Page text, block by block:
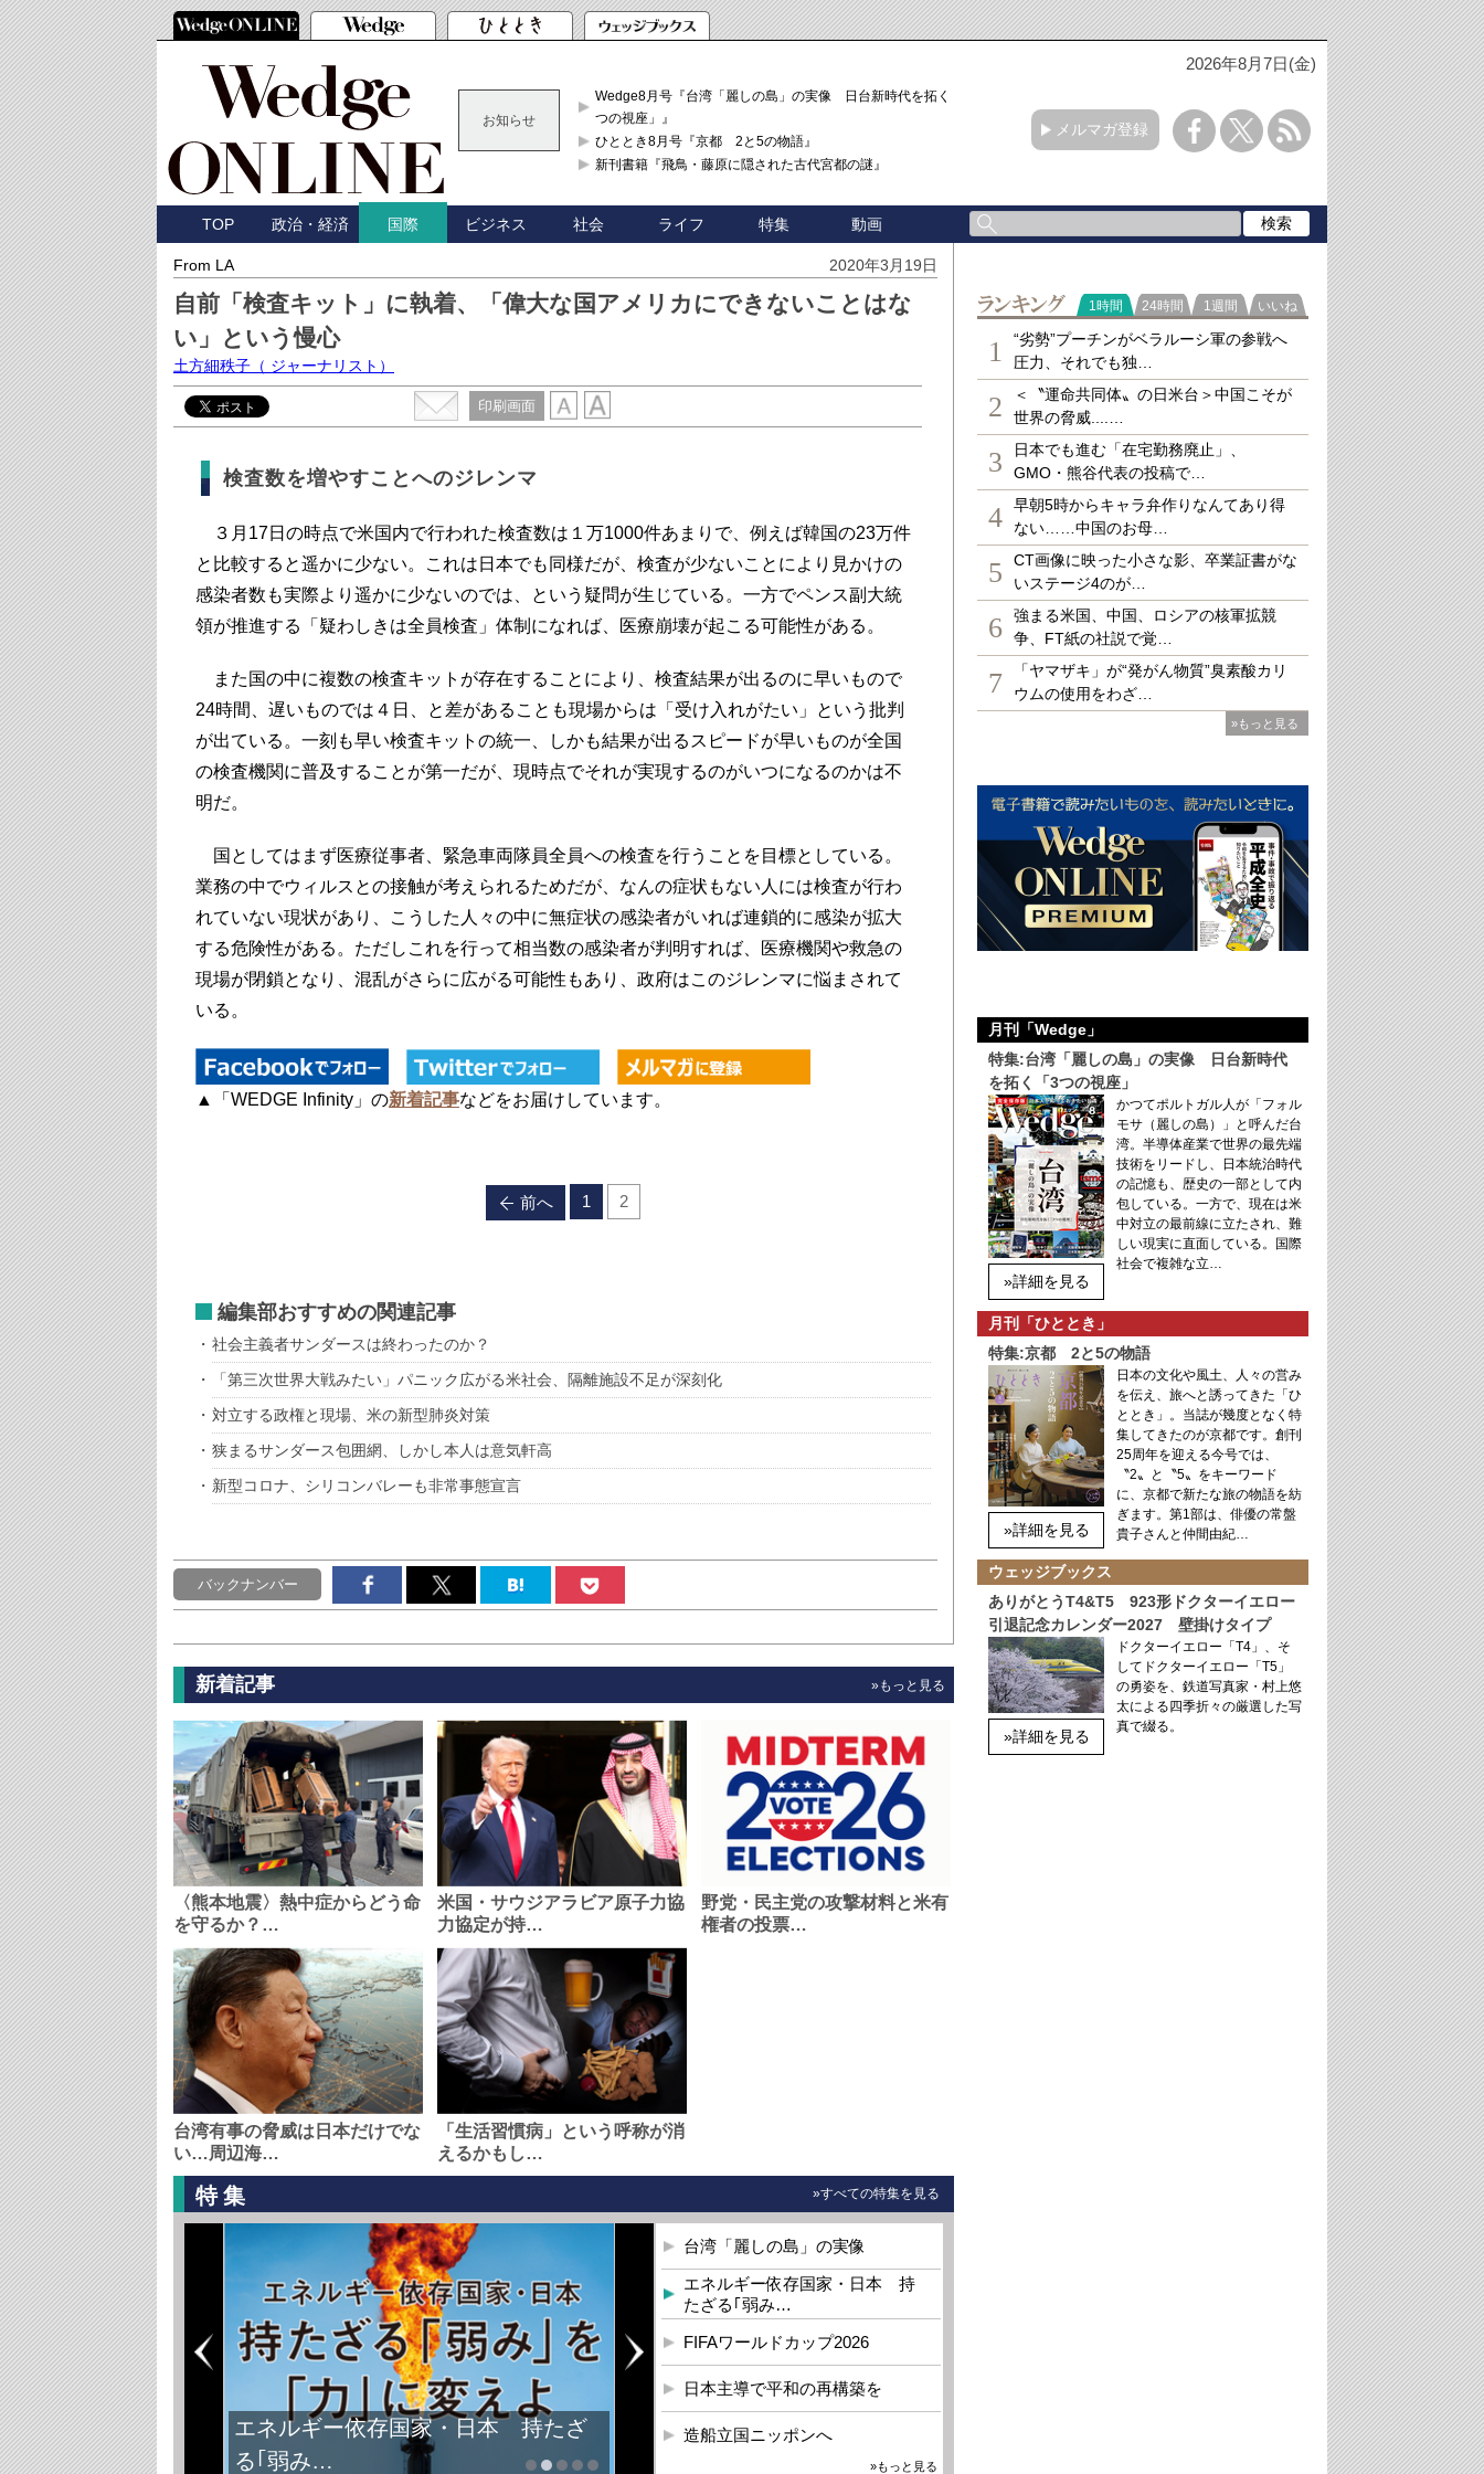
2026年8月7日(金)
お知らせ
Wedge8月号『台湾「麗しの島」の実像 日台新時代を拓く「3
つの視座」』
ひととき8月号『京都 2と5の物語』
新刊書籍『飛鳥・藤原に隠された古代宮都の謎』
メルマガ登録
TOP 政治・経済 国際 ビジネス 社会 ライフ 特集 動画
From LA 2020年3月19日
自前「検査キット」に執着、「偉大な国アメリカにできないことはな
い」という慢心
土方細秩子 （ ジャーナリスト）
印刷画面
検査数を増やすことへのジレンマ
３月17日の時点で米国内で行われた検査数は１万1000件あまりで、例えば韓国の23万件
と比較すると遥かに少ない。これは日本でも同様だが、検査が少ないことにより見かけの
感染者数も実際より遥かに少ないのでは、という疑問が生じている。一方でペンス副大統
領が推進する「疑わしきは全員検査」体制になれば、医療崩壊が起こる可能性がある。
また国の中に複数の検査キットが存在することにより、検査結果が出るのに早いもので
24時間、遅いものでは４日、と差があることも現場からは「受け入れがたい」という批判
が出ている。一刻も早い検査キットの統一、しかも結果が出るスピードが早いものが全国
の検査機関に普及することが第一だが、現時点でそれが実現するのがいつになるのかは不
明だ。
国としてはまず医療従事者、緊急車両隊員全員への検査を行うことを目標としている。
業務の中でウィルスとの接触が考えられるためだが、なんの症状もない人には検査が行わ
れていない現状があり、こうした人々の中に無症状の感染者がいれば連鎖的に感染が拡大
する危険性がある。ただしこれを行って相当数の感染者が判明すれば、医療機関や救急の
現場が閉鎖となり、混乱がさらに広がる可能性もあり、政府はこのジレンマに悩まされて
いる。
▲「WEDGE Infinity」の新着記事などをお届けしています。
前へ 1 2
編集部おすすめの関連記事
社会主義者サンダースは終わったのか？
「第三次世界大戦みたい」パニック広がる米社会、隔離施設不足が深刻化
対立する政権と現場、米の新型肺炎対策
狭まるサンダース包囲網、しかし本人は意気軒高
新型コロナ、シリコンバレーも非常事態宣言
バックナンバー
新着記事 »もっと見る
〈熊本地震〉熱中症からどう命
を守るか？…
米国・サウジアラビア原子力協
力協定が持…
野党・民主党の攻撃材料と米有
権者の投票…
台湾有事の脅威は日本だけでな
い…周辺海…
「生活習慣病」という呼称が消
えるかもし…
特集 »すべての特集を見る
エネルギー依存国家・日本 持たざ
る｢弱み…
台湾「麗しの島」の実像
エネルギー依存国家・日本 持
たざる｢弱み…
FIFAワールドカップ2026
日本主導で平和の再構築を
造船立国ニッポンへ
»もっと見る
ランキング
1時間 24時間 1週間 いいね
1
“劣勢”プーチンがベラルーシ軍の参戦へ
圧力、それでも独…
2
＜〝運命共同体〟の日米台＞中国こそが
世界の脅威....…
3
日本でも進む「在宅勤務廃止」、
GMO・熊谷代表の投稿で…
4
早朝5時からキャラ弁作りなんてあり得
ない……中国のお母…
5
CT画像に映った小さな影、卒業証書がな
いステージ4のが…
6
強まる米国、中国、ロシアの核軍拡競
争、FT紙の社説で覚…
7
「ヤマザキ」が“発がん物質”臭素酸カリ
ウムの使用をわざ…
»もっと見る
月刊「Wedge」
特集:台湾「麗しの島」の実像 日台新時代
を拓く「3つの視座」
»詳細を見る
かつてポルトガル人が「フォル
モサ（麗しの島）」と呼んだ台
湾。半導体産業で世界の最先端
技術をリードし、日本統治時代
の記憶も、歴史の一部として内
包している。一方で、現在は米
中対立の最前線に立たされ、難
しい現実に直面している。国際
社会で複雑な立…
月刊「ひととき」
特集:京都 2と5の物語
»詳細を見る
日本の文化や風土、人々の営み
を伝え、旅へと誘ってきた「ひ
ととき」。当誌が幾度となく特
集してきたのが京都です。創刊
25周年を迎える今号では、
〝2〟と〝5〟をキーワード
に、京都で新たな旅の物語を紡
ぎます。第1部は、俳優の常盤
貴子さんと仲間由紀…
ウェッジブックス
ありがとうT4&T5 923形ドクターイエロー
引退記念カレンダー2027 壁掛けタイプ
»詳細を見る
ドクターイエロー「T4」、そ
してドクターイエロー「T5」
の勇姿を、鉄道写真家・村上悠
太による四季折々の厳選した写
真で綴る。